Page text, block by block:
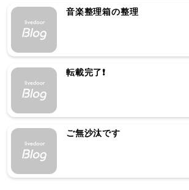
音楽整理箱の整理
転載完了❗️
ご無沙汰です